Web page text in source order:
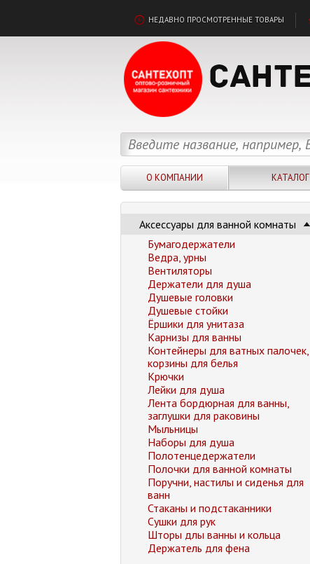
НЕДАВНО ПРОСМОТРЕННЫЕ ТОВАРЫ
О КОМПАНИИ КАТАЛОГ
Аксессуары для ванной комнаты
Бумагодержатели
Ведра, урны
Вентиляторы
Держатели для душа
Душевые головки
Душевые стойки
Ёршики для унитаза
Карнизы для ванны
Контейнеры для ватных палочек,
корзины для белья
Крючки
Лейки для душа
Лента бордюрная для ванны,
заглушки для раковины
Мыльницы
Наборы для душа
Полотенцедержатели
Полочки для ванной комнаты
Поручни, настилы и сиденья для
ванн
Стаканы и подстаканники
Сушки для рук
Шторы длы ванны и кольца
Держатель для фена